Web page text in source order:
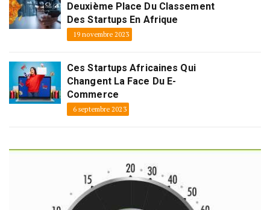
Deuxième Place Du Classement
Des Startups En Afrique
19 novembre 2023
Ces Startups Africaines Qui
Changent La Face Du E-
Commerce
6 septembre 2023